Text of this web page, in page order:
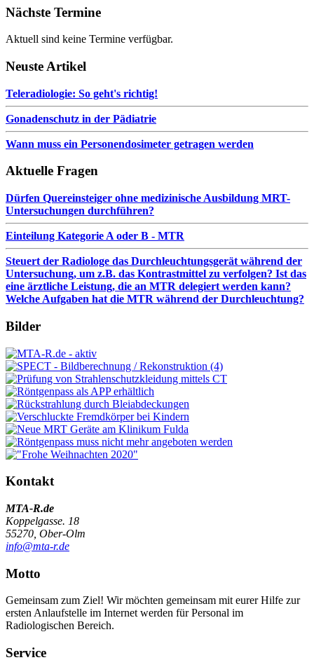
Nächste Termine
Aktuell sind keine Termine verfügbar.
Neuste Artikel
Teleradiologie: So geht's richtig!
Gonadenschutz in der Pädiatrie
Wann muss ein Personendosimeter getragen werden
Aktuelle Fragen
Dürfen Quereinsteiger ohne medizinische Ausbildung MRT-
Untersuchungen durchführen?
Einteilung Kategorie A oder B - MTR
Steuert der Radiologe das Durchleuchtungsgerät während der
Untersuchung, um z.B. das Kontrastmittel zu verfolgen? Ist das
eine ärztliche Leistung, die an MTR delegiert werden kann?
Welche Aufgaben hat die MTR während der Durchleuchtung?
Bilder
Kontakt
MTA-R.de
Koppelgasse. 18
55270, Ober-Olm
info@mta-r.de
Motto
Gemeinsam zum Ziel! Wir möchten gemeinsam mit eurer Hilfe zur
ersten Anlaufstelle im Internet werden für Personal im
Radiologischen Bereich.
Service